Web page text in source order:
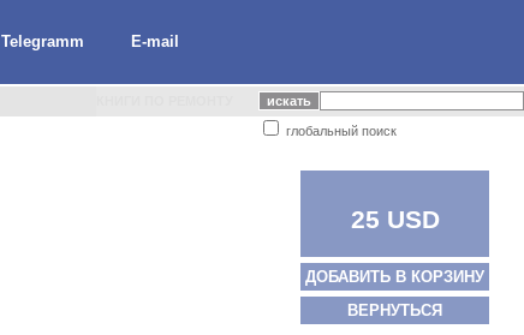
Telegramm E-mail
глобальный поиск
25 USD
ДОБАВИТЬ В КОРЗИНУ
ВЕРНУТЬСЯ